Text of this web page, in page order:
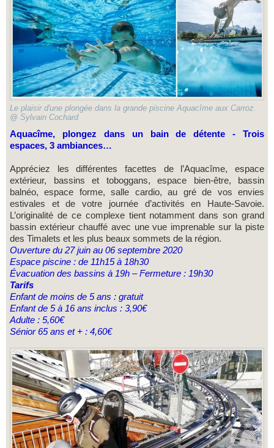
Le plaisir d'une plongée dans la grande piscine Aquacîme aux Carroz.
@ Sylvain Cochard
Aquacîme, plongez dans un bain de détente - Trois
espaces, 3 ambiances…
Appréciez les différentes facettes de l’Aquacîme, espace
extérieur, bassins et toboggans, espace bien-être, bassin
balnéo, espace forme, salle cardio, au gré de vos envies
estivales et de votre journée d’activités en Haute-Savoie.
L’originalité de ce complexe tient notamment dans son grand
bassin extérieur chauffé avec une vue imprenable sur la piste
des Timalets et les plus beaux sommets de la région.
Ouverture du 27 juin au 06 septembre 2020
Espace piscine : de 11h15 à 18h30
Évacuation des bassins à 19h – Fermeture : 19h30
Tarifs
Enfant de moins de 5 ans : gratuit
Enfant de 5 à 16 ans inclus : 3,90€
Adulte : 5,60€
Sénior 65 ans et + : 4,60€